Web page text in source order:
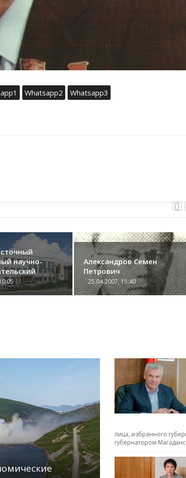
Whatsapp2 Whatsapp3
научно-
Александров Семен
Петрович
25.04.2007, 15:40
лица, избранного
губернатором